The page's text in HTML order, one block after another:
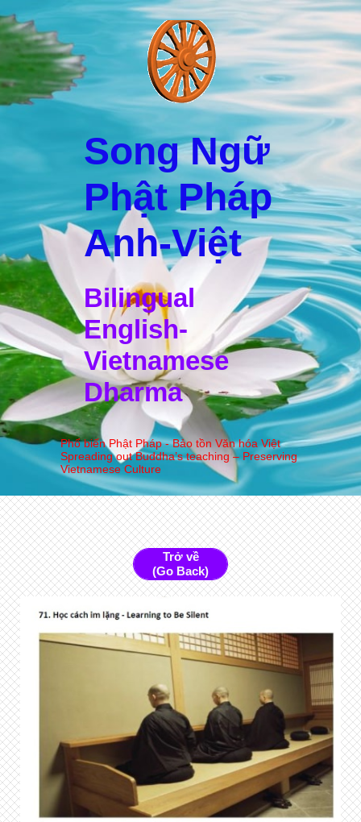
Song Ngữ
Phật Pháp
Anh-Việt
Bilingual
English-
Vietnamese
Dharma
Phổ biến Phật Pháp - Bảo tồn Văn hóa Việt
Spreading out Buddha’s teaching – Preserving
Vietnamese Culture
Trở về
(Go Back)